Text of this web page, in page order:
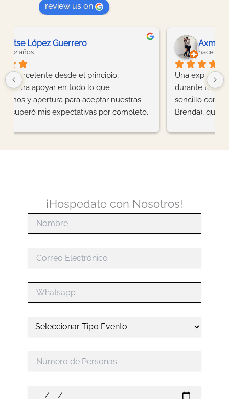
review us on
Axma Páramo Fuentes
Una experiencia ¡INOLVIDABLE!, la verdad es que
durante todo el proceso fue algo muy bonito y
sencillo con la guía de las Coordinadoras (Ana y
Brenda), quiénes estuvieron siempre al pie de la
problemas que se iban presentando, sus ideas
¡Hospedate con Nosotros!